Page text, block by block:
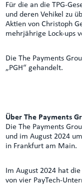
Für die an die TPG-
und deren Vehikel zu
Aktien von Christoph
mehrjährige Lock-ups
Die The Payments
„PGH“ gehandelt.
Über The Payments
Die The Payments
und im August 2024
in Frankfurt am Main.
Im August 2024 hat
von vier PayTech-